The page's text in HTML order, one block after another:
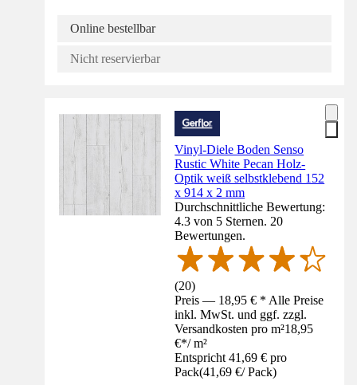
Online bestellbar
Nicht reservierbar
Vinyl-Diele Boden Senso
Rustic White Pecan Holz-
Optik weiß selbstklebend 152
x 914 x 2 mm
Durchschnittliche Bewertung:
4.3 von 5 Sternen. 20
Bewertungen.
(20)
Preis — 18,95 € * Alle Preise
inkl. MwSt. und ggf. zzgl.
Versandkosten pro m²18,95
€*/ m²
Entspricht 41,69 € pro
Pack(41,69 €/ Pack)